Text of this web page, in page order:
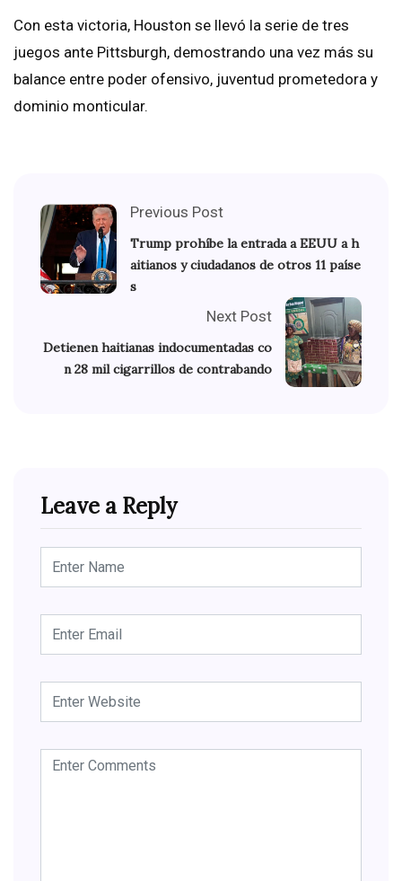
Con esta victoria, Houston se llevó la serie de tres
juegos ante Pittsburgh, demostrando una vez más su
balance entre poder ofensivo, juventud prometedora y
dominio monticular.
Previous Post
Trump prohíbe la entrada a EEUU a h
aitianos y ciudadanos de otros 11 paíse
s
Next Post
Detienen haitianas indocumentadas co
n 28 mil cigarrillos de contrabando
Leave a Reply